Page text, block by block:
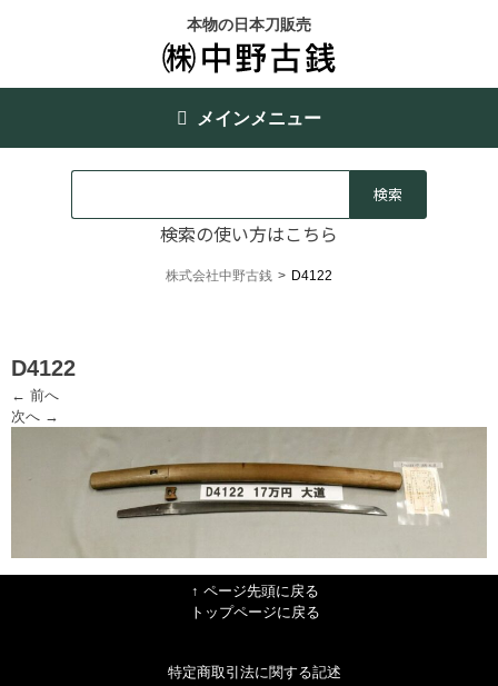
本物の日本刀販売
メインメニュー
検索の使い方はこちら
株式会社中野古銭 > D4122
D4122
← 前へ
次へ →
↑ ページ先頭に戻る
トップページに戻る
特定商取引法に関する記述